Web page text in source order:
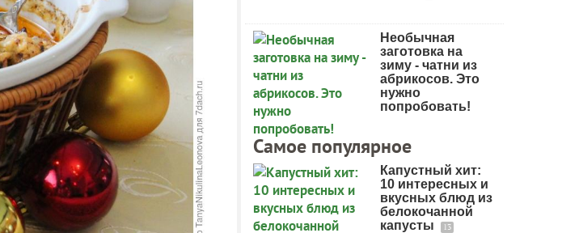
Необычная
заготовка на
зиму - чатни из
абрикосов. Это
нужно
попробовать!
Самое популярное
Капустный хит:
10 интересных и
вкусных блюд из
белокочанной
капусты
13